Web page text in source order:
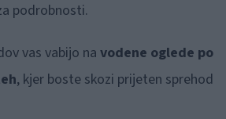
podrobnosti.
vas vabijo na vodene oglede po
, kjer boste skozi prijeten sprehod